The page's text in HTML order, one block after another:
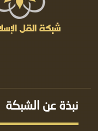
نبذة عن الشبكة